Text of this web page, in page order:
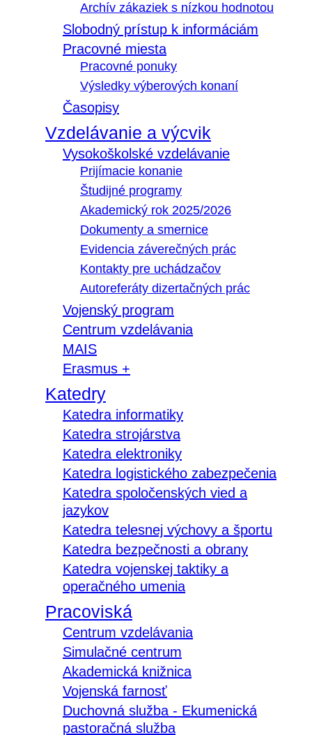
Archív zákaziek s nízkou hodnotou
Slobodný prístup k informáciám
Pracovné miesta
Pracovné ponuky
Výsledky výberových konaní
Časopisy
Vzdelávanie a výcvik
Vysokoškolské vzdelávanie
Prijímacie konanie
Študijné programy
Akademický rok 2025/2026
Dokumenty a smernice
Evidencia záverečných prác
Kontakty pre uchádzačov
Autoreferáty dizertačných prác
Vojenský program
Centrum vzdelávania
MAIS
Erasmus +
Katedry
Katedra informatiky
Katedra strojárstva
Katedra elektroniky
Katedra logistického zabezpečenia
Katedra spoločenských vied a
jazykov
Katedra telesnej výchovy a športu
Katedra bezpečnosti a obrany
Katedra vojenskej taktiky a
operačného umenia
Pracoviská
Centrum vzdelávania
Simulačné centrum
Akademická knižnica
Vojenská farnosť
Duchovná služba - Ekumenická
pastoračná služba